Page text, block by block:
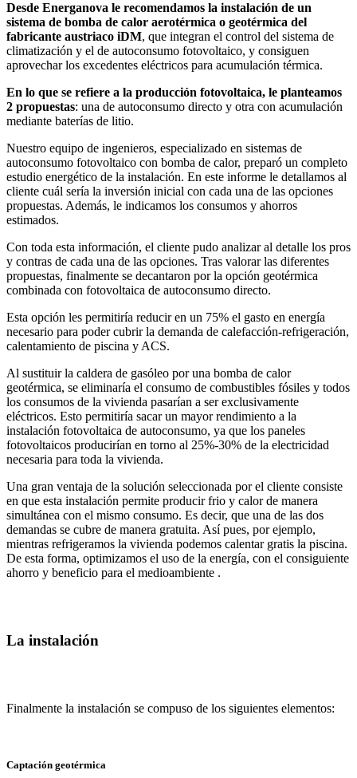
Desde Energanova le recomendamos la instalación de un
sistema de bomba de calor aerotérmica o geotérmica del
fabricante austriaco iDM, que integran el control del sistema de
climatización y el de autoconsumo fotovoltaico, y consiguen
aprovechar los excedentes eléctricos para acumulación térmica.
En lo que se refiere a la producción fotovoltaica, le planteamos
2 propuestas: una de autoconsumo directo y otra con acumulación
mediante baterías de litio.
Nuestro equipo de ingenieros, especializado en sistemas de
autoconsumo fotovoltaico con bomba de calor, preparó un completo
estudio energético de la instalación. En este informe le detallamos al
cliente cuál sería la inversión inicial con cada una de las opciones
propuestas. Además, le indicamos los consumos y ahorros
estimados.
Con toda esta información, el cliente pudo analizar al detalle los pros
y contras de cada una de las opciones. Tras valorar las diferentes
propuestas, finalmente se decantaron por la opción geotérmica
combinada con fotovoltaica de autoconsumo directo.
Esta opción les permitiría reducir en un 75% el gasto en energía
necesario para poder cubrir la demanda de calefacción-refrigeración,
calentamiento de piscina y ACS.
Al sustituir la caldera de gasóleo por una bomba de calor
geotérmica, se eliminaría el consumo de combustibles fósiles y todos
los consumos de la vivienda pasarían a ser exclusivamente
eléctricos. Esto permitiría sacar un mayor rendimiento a la
instalación fotovoltaica de autoconsumo, ya que los paneles
fotovoltaicos producirían en torno al 25%-30% de la electricidad
necesaria para toda la vivienda.
Una gran ventaja de la solución seleccionada por el cliente consiste
en que esta instalación permite producir frio y calor de manera
simultánea con el mismo consumo. Es decir, que una de las dos
demandas se cubre de manera gratuita. Así pues, por ejemplo,
mientras refrigeramos la vivienda podemos calentar gratis la piscina.
De esta forma, optimizamos el uso de la energía, con el consiguiente
ahorro y beneficio para el medioambiente .
La instalación
Finalmente la instalación se compuso de los siguientes elementos:
Captación geotérmica